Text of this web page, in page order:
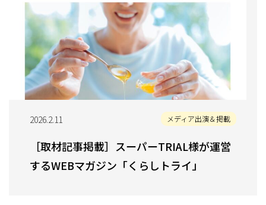
2026.2.11 メディア出演＆掲載
［取材記事掲載］スーパーTRIAL様が運営
するWEBマガジン「くらしトライ」